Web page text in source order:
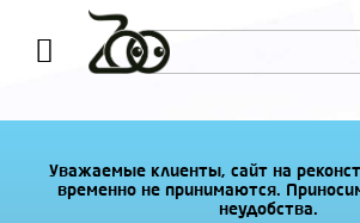
Уважаемые клиенты, сайт на
временно не принимаются.
неудобства.